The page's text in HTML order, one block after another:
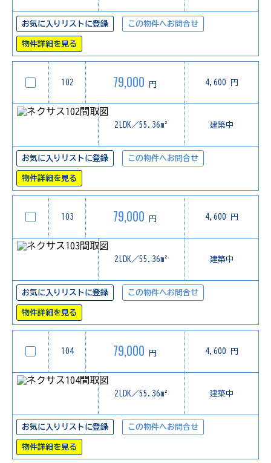
お気に入りリストに登録 この物件へお問合せ
物件詳細を見る
102 79,000 円 4,600 円
2LDK／55.36m² 建築中
お気に入りリストに登録 この物件へお問合せ
物件詳細を見る
103 79,000 円 4,600 円
2LDK／55.36m² 建築中
お気に入りリストに登録 この物件へお問合せ
物件詳細を見る
104 79,000 円 4,600 円
2LDK／55.36m² 建築中
お気に入りリストに登録 この物件へお問合せ
物件詳細を見る